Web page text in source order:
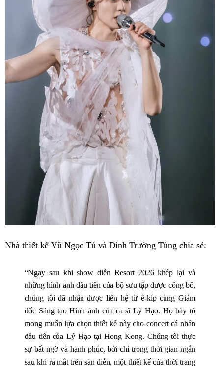
Nhà thiết kế Vũ Ngọc Tú và Đinh Trường Tùng chia sẻ:
“Ngay sau khi show diễn Resort 2026 khép lại và
những hình ảnh đầu tiên của bộ sưu tập được công bố,
chúng tôi đã nhận được liên hệ từ ê-kíp cùng Giám
đốc Sáng tạo Hình ảnh của ca sĩ Lý Hạo. Họ bày tỏ
mong muốn lựa chọn thiết kế này cho concert cá nhân
đầu tiên của Lý Hạo tại Hong Kong. Chúng tôi thực
sự bất ngờ và hạnh phúc, bởi chỉ trong thời gian ngắn
sau khi ra mắt trên sàn diễn, một thiết kế của thời trang